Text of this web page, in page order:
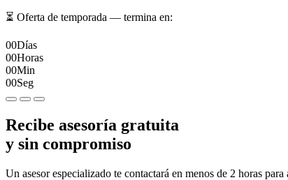
⏳ Oferta de temporada — termina en:
00Días
00Horas
00Min
00Seg
Recibe asesoría gratuita
y sin compromiso
Un asesor especializado te contactará en menos de 2 horas